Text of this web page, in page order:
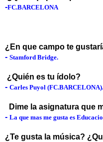
-FC.BARCELONA
¿En que campo te
- Stamford Bridge.
¿Quién es tu ídolo?
- Carles Puyol (FC.BARCELONA).
Dime la asignatura que
- La que mas me gusta es
¿Te gusta la música?